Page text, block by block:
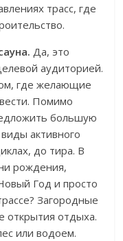
трасс, где
Да, это
аудиторией.
где желающие
Помимо
большую
активного
до тира. В
рождения,
Год и просто
Загородные
открытия отдыха.
или водоем.